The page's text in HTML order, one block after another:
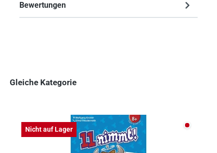
Bewertungen
Gleiche Kategorie
Nicht auf Lager Nicht